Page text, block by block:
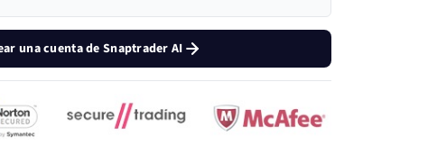
una cuenta de Snaptrader AI